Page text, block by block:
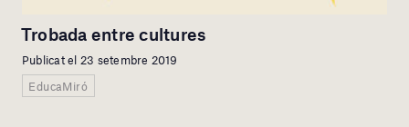
Trobada entre cultures
Publicat el 23 setembre 2019
EducaMiró